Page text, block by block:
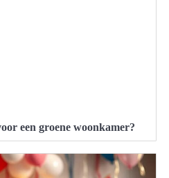
een groene woonkamer?